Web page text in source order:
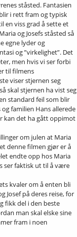
ståsted. Fantasien
i rett fram og typisk
en viss grad å sette et
og Josefs ståsted så
egne lyder og
og ”virkelighet”. Det
men hvis vi ser forbi
til filmens
viser stjernen seg
skal stjernen ha vist seg
standard feil som blir
familien Hans allerede
kan det ha gått oppimot
om julen at Maria
denne filmen gjør er å
endte opp hos Maria
ser faktisk ut til å være
kvaler om å enten bli
Josef på deres reise, for
fikk del i den beste
man skal elske sine
fram i noen